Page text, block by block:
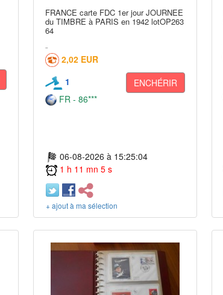
FRANCE carte FDC 1er jour JOURNEE
du TIMBRE à PARIS en 1942 lotOP263
64
2,02 EUR
1
ENCHÉRIR
FR - 86***
06-08-2026 à 15:25:04
1 h 11 mn 5 s
+ ajout à ma sélection